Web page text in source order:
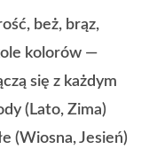
beż, brąz,
kolorów —
się z każdym
(Lato, Zima)
(Wiosna, Jesień)